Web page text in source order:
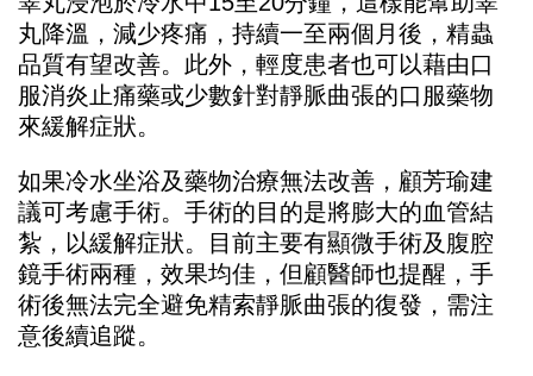
丸降溫，減少疼痛，持續一至兩個月後，精蟲
品質有望改善。此外，輕度患者也可以藉由口
服消炎止痛藥或少數針對靜脈曲張的口服藥物
來緩解症狀。
如果冷水坐浴及藥物治療無法改善，顧芳瑜建
議可考慮手術。手術的目的是將膨大的血管結
紮，以緩解症狀。目前主要有顯微手術及腹腔
鏡手術兩種，效果均佳，但顧醫師也提醒，手
術後無法完全避免精索靜脈曲張的復發，需注
意後續追蹤。